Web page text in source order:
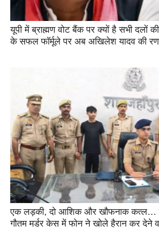
यूपी में ब्राह्मण वोट बैंक पर क्यों है सभी दलों
के सफल फॉर्मूले पर अब अखिलेश यादव की
एक लड़की, दो आशिक और खौफनाक कत्ल…
गौतम मर्डर केस में फोन ने खोले हैरान कर देने